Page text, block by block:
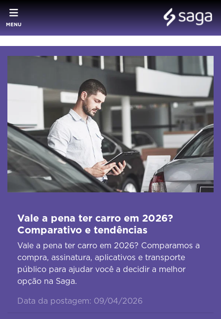
MENU
Vale a pena ter carro em 2026?
Comparativo e tendências
Vale a pena ter carro em 2026? Comparamos a
compra, assinatura, aplicativos e transporte
público para ajudar você a decidir a melhor
opção na Saga.
Data da postagem: 09/04/2026